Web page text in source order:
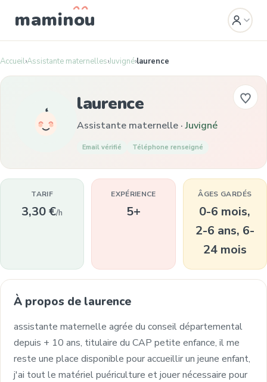
maminou
Accueil›Assistante maternelles›Juvigné›laurence
laurence
Assistante maternelle ·Juvigné
Email vérifié Téléphone renseigné
TARIF
3,30 €/h
EXPÉRIENCE
5+
ÂGES GARDÉS
0-6 mois,
2-6 ans, 6-
24 mois
À propos de laurence
assistante maternelle agrée du conseil départemental
depuis + 10 ans, titulaire du CAP petite enfance, il me
reste une place disponible pour accueillir un jeune enfant,
j'ai tout le matériel puériculture et jouer nécessaire pour